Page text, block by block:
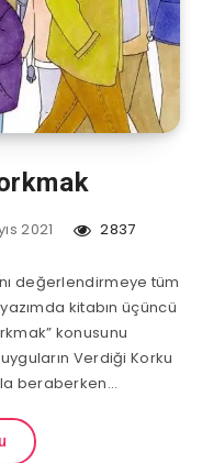
2021 2837
değerlendirmeye tüm
kitabın üçüncü
konusunu
Verdiği Korku
beraberken…